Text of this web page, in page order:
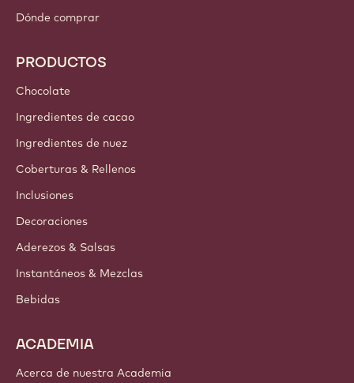
Dónde comprar
PRODUCTOS
Chocolate
Ingredientes de cacao
Ingredientes de nuez
Coberturas & Rellenos
Inclusiones
Decoraciones
Aderezos & Salsas
Instantáneos & Mezclas
Bebidas
ACADEMIA
Acerca de nuestra Academia